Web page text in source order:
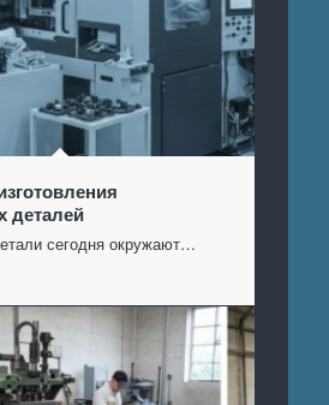
деталей
сегодня окружают…